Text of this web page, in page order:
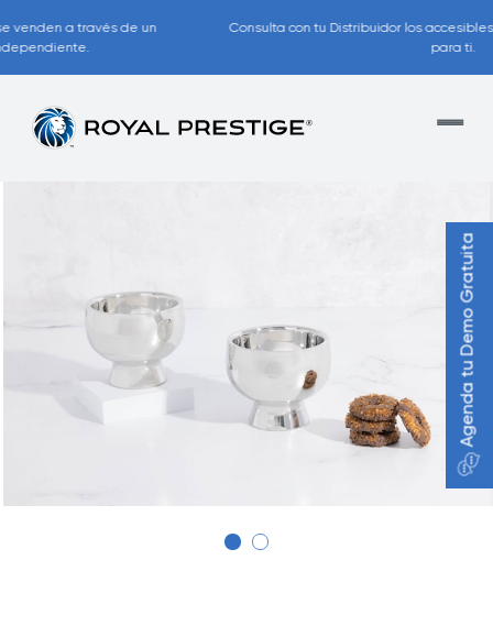
Consulta con tu Distribuidor los accesibles planes de pago disponibles
Agenda tu Demo Gratuita